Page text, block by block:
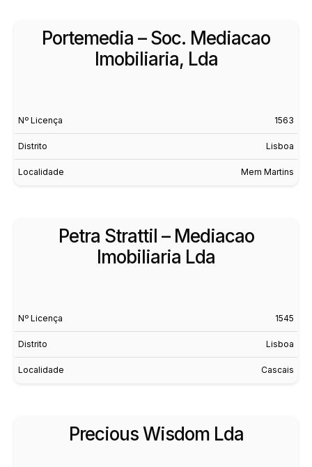
Portemedia – Soc. Mediacao
Imobiliaria, Lda
Nº Licença 1563
Distrito Lisboa
Localidade Mem Martins
Petra Strattil – Mediacao
Imobiliaria Lda
Nº Licença 1545
Distrito Lisboa
Localidade Cascais
Precious Wisdom Lda